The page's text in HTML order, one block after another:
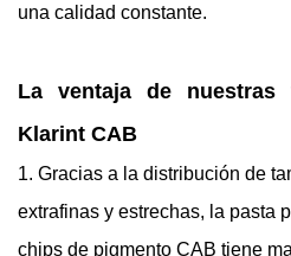
una calidad constante.
La ventaja de nuestras
Klarint CAB
1. Gracias a la distribución de
extrafinas y estrechas, la pasta
chips de pigmento CAB tiene